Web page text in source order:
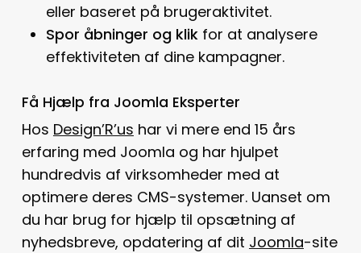
eller baseret på brugeraktivitet.
Spor åbninger og klikfor at analysere
effektiviteten af dine kampagner.
Få Hjælp fra Joomla Eksperter
Hos Design’R’us har vi mere end 15 års
erfaring med Joomla og har hjulpet
hundredvis af virksomheder med at
optimere deres CMS-systemer. Uanset om
du har brug for hjælp til opsætning af
nyhedsbreve, opdatering af dit Joomla-site